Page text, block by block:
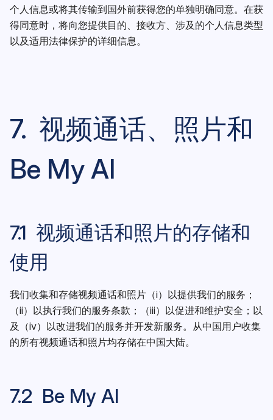
个人信息或将其传输到国外前获得您的单独明确同意。在获
得同意时，将向您提供目的、接收方、涉及的个人信息类型
以及适用法律保护的详细信息。
7. 视频通话、照片和
Be My AI
7.1 视频通话和照片的存储和
使用
我们收集和存储视频通话和照片（i）以提供我们的服务；
（ii）以执行我们的服务条款；（iii）以促进和维护安全；以
及（iv）以改进我们的服务并开发新服务。从中国用户收集
的所有视频通话和照片均存储在中国大陆。
7.2 Be My AI